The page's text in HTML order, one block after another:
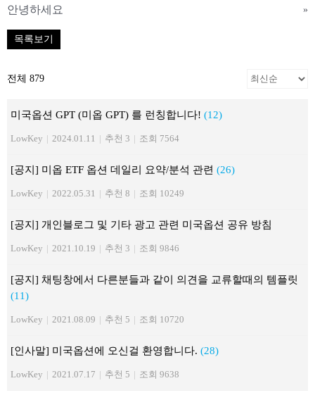
안녕하세요
»
목록보기
전체 879
미국옵션 GPT (미옵 GPT) 를 런칭합니다! (12)
LowKey | 2024.01.11 | 추천 3 | 조회 7564
[공지] 미옵 ETF 옵션 데일리 요약/분석 관련 (26)
LowKey | 2022.05.31 | 추천 8 | 조회 10249
[공지] 개인블로그 및 기타 광고 관련 미국옵션 공유 방침
LowKey | 2021.10.19 | 추천 3 | 조회 9846
[공지] 채팅창에서 다른분들과 같이 의견을 교류할때의 템플릿
(11)
LowKey | 2021.08.09 | 추천 5 | 조회 10720
[인사말] 미국옵션에 오신걸 환영합니다. (28)
LowKey | 2021.07.17 | 추천 5 | 조회 9638